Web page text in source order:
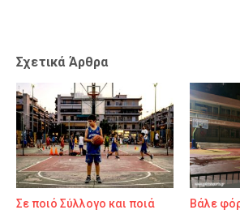
Σχετικά Άρθρα
Σε ποιό Σύλλογο και ποιά
Βάλε